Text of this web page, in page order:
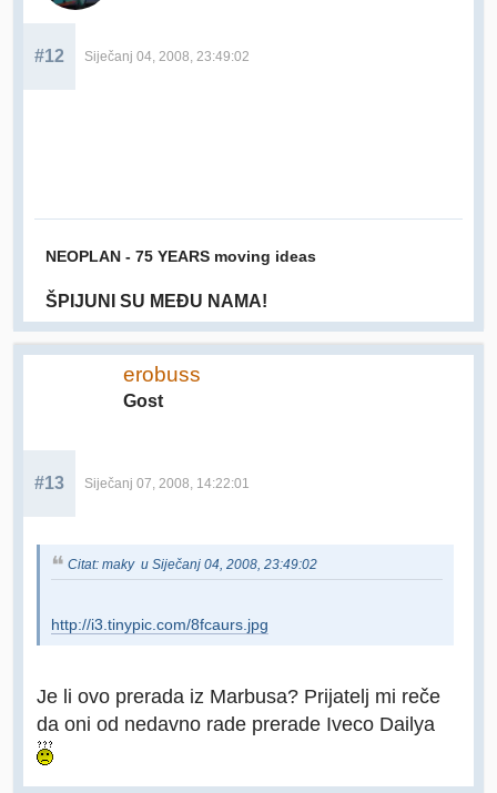
#12 Siječanj 04, 2008, 23:49:02
NEOPLAN - 75 YEARS moving ideas
ŠPIJUNI SU MEĐU NAMA!
erobuss
Gost
#13 Siječanj 07, 2008, 14:22:01
Citat: maky u Siječanj 04, 2008, 23:49:02
http://i3.tinypic.com/8fcaurs.jpg
Je li ovo prerada iz Marbusa? Prijatelj mi reče
da oni od nedavno rade prerade Iveco Dailya